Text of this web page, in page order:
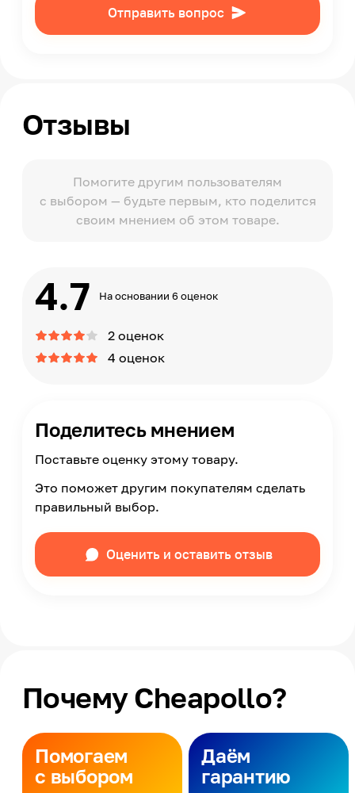
Отправить вопрос
Отзывы
Помогите другим пользователям
с выбором — будьте первым, кто поделится
своим мнением об этом товаре.
4.7 На основании 6 оценок
2 оценок
4 оценок
Поделитесь мнением
Поставьте оценку этому товару.
Это поможет другим покупателям сделать
правильный выбор.
Оценить и оставить отзыв
Почему Cheapollo?
Помогаем
с выбором
Даём
гарантию